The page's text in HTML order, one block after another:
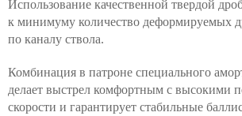
Использование качественной твердой
к минимуму количество деформируемых
по каналу ствола.
Комбинация в патроне специального
делает выстрел комфортным с высокими
скорости и гарантирует стабильные